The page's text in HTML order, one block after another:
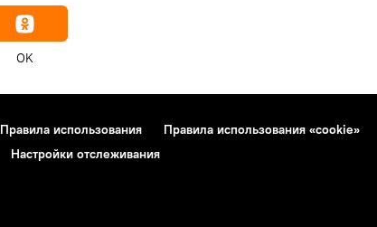
OK
Правила использования
Правила использования «cookie»
Настройки отслеживания